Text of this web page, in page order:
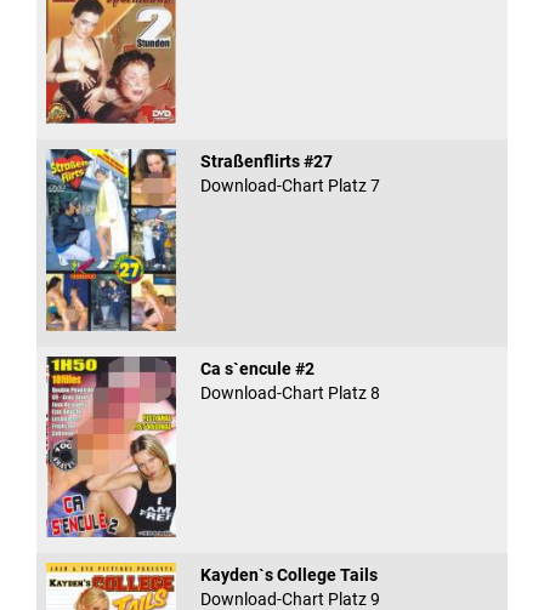
Straßenflirts #27
Download-Chart Platz 7
Ca s`encule #2
Download-Chart Platz 8
Kayden`s College Tails
Download-Chart Platz 9